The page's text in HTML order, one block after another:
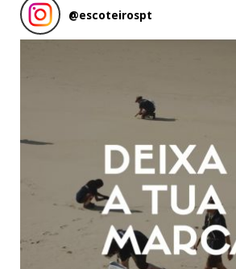
@escoteirospt